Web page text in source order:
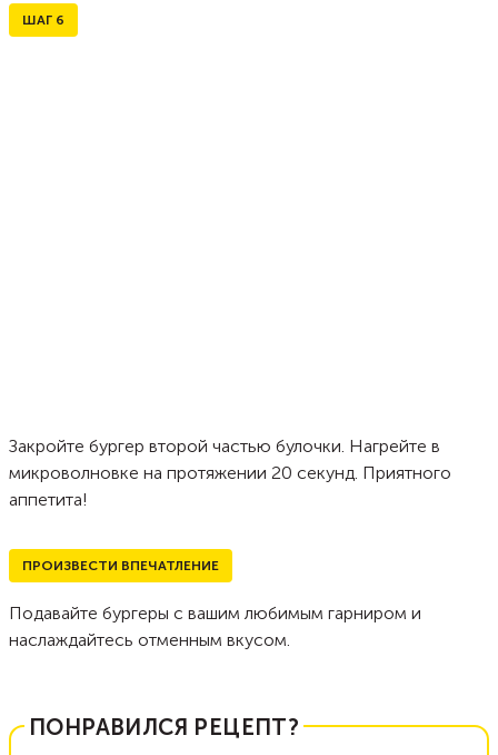
ШАГ 6
Закройте бургер второй частью булочки. Нагрейте в
микроволновке на протяжении 20 секунд. Приятного
аппетита!
ПРОИЗВЕСТИ ВПЕЧАТЛЕНИЕ
Подавайте бургеры с вашим любимым гарниром и
наслаждайтесь отменным вкусом.
ПОНРАВИЛСЯ РЕЦЕПТ?